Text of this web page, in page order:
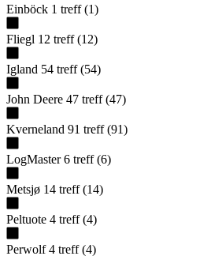
Einböck 1 treff (1)
Fliegl 12 treff (12)
Igland 54 treff (54)
John Deere 47 treff (47)
Kverneland 91 treff (91)
LogMaster 6 treff (6)
Metsjø 14 treff (14)
Peltuote 4 treff (4)
Perwolf 4 treff (4)